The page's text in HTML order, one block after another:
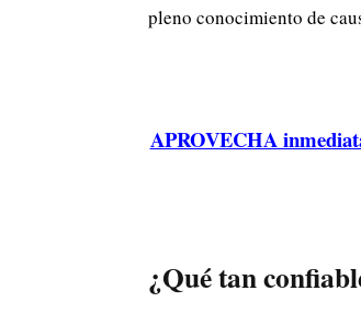
pleno conocimiento de
APROVECHA
¿Qué tan